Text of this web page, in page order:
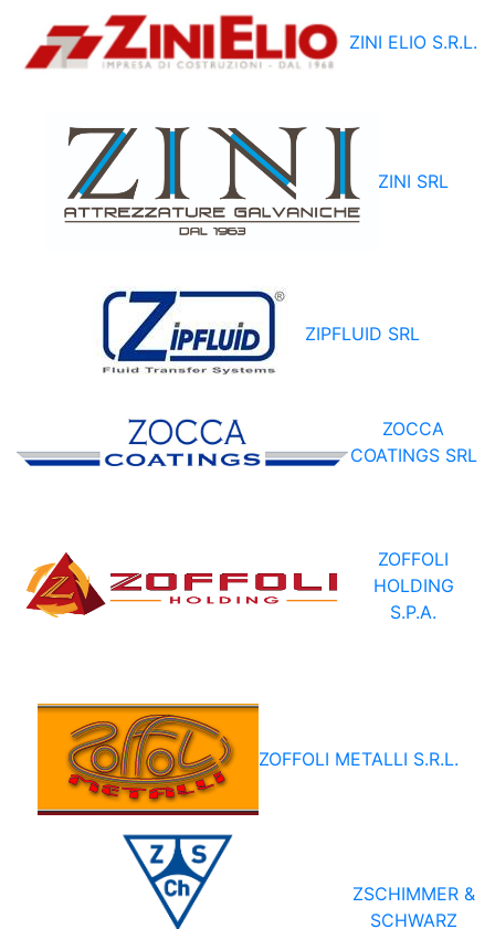
ZINI ELIO S.R.L.
ZINI SRL
ZIPFLUID SRL
ZOCCA
COATINGS SRL
ZOFFOLI
HOLDING
S.P.A.
ZOFFOLI METALLI S.R.L.
ZSCHIMMER &
SCHWARZ